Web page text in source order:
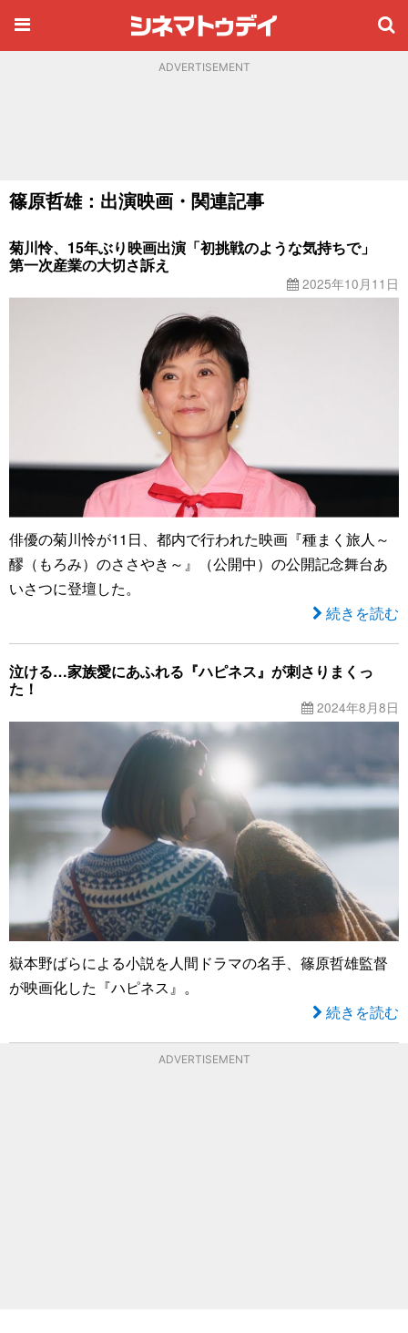
ADVERTISEMENT
篠原哲雄：出演映画・関連記事
菊川怜、15年ぶり映画出演「初挑戦のような気持ちで」
第一次産業の大切さ訴え
2025年10月11日
俳優の菊川怜が11日、都内で行われた映画『種まく旅人～
醪（もろみ）のささやき～』（公開中）の公開記念舞台あ
いさつに登壇した。
続きを読む
泣ける…家族愛にあふれる『ハピネス』が刺さりまくっ
た！
2024年8月8日
嶽本野ばらによる小説を人間ドラマの名手、篠原哲雄監督
が映画化した『ハピネス』。
続きを読む
ADVERTISEMENT